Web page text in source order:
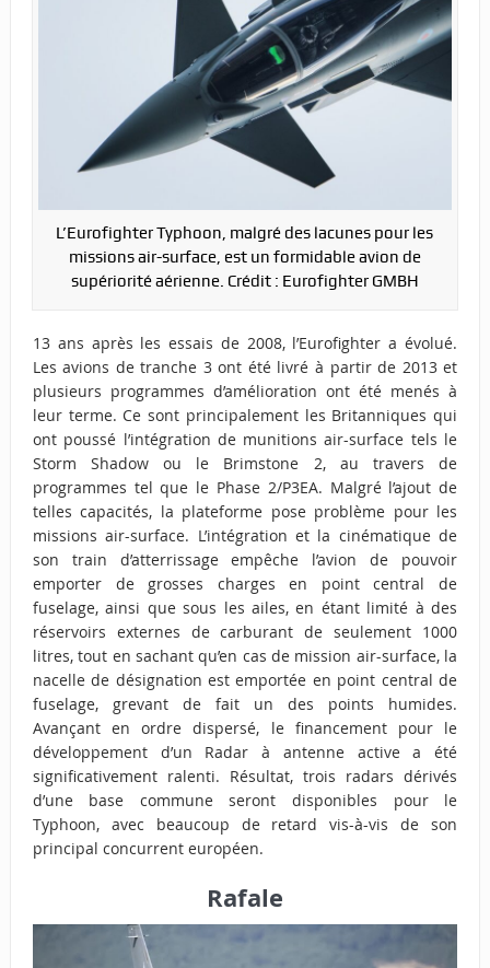
L’Eurofighter Typhoon, malgré des lacunes pour les
missions air-surface, est un formidable avion de
supériorité aérienne. Crédit : Eurofighter GMBH
13 ans après les essais de 2008, l’Eurofighter a évolué.
Les avions de tranche 3 ont été livré à partir de 2013 et
plusieurs programmes d’amélioration ont été menés à
leur terme. Ce sont principalement les Britanniques qui
ont poussé l’intégration de munitions air-surface tels le
Storm Shadow ou le Brimstone 2, au travers de
programmes tel que le Phase 2/P3EA. Malgré l’ajout de
telles capacités, la plateforme pose problème pour les
missions air-surface. L’intégration et la cinématique de
son train d’atterrissage empêche l’avion de pouvoir
emporter de grosses charges en point central de
fuselage, ainsi que sous les ailes, en étant limité à des
réservoirs externes de carburant de seulement 1000
litres, tout en sachant qu’en cas de mission air-surface, la
nacelle de désignation est emportée en point central de
fuselage, grevant de fait un des points humides.
Avançant en ordre dispersé, le financement pour le
développement d’un Radar à antenne active a été
significativement ralenti. Résultat, trois radars dérivés
d’une base commune seront disponibles pour le
Typhoon, avec beaucoup de retard vis-à-vis de son
principal concurrent européen.
Rafale